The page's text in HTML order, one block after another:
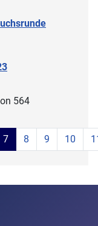
564
7 8 9 10